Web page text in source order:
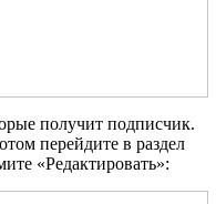
получит подписчик.
перейдите в раздел
«Редактировать»: